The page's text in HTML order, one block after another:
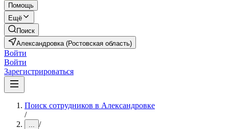
Помощь
Ещё
Поиск
Александровка (Ростовская область)
Войти
Войти
Зарегистрироваться
Поиск сотрудников в Александровке
/
... /